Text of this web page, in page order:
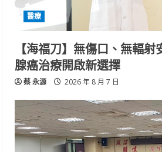
醫療
【海福刀】無傷口、無輻
腺癌治療開啟新選擇
蔡 永源 2026 年 8 月 7 日